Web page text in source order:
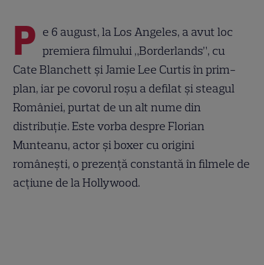
P e 6 august, la Los Angeles, a avut loc
premiera filmului „Borderlands”, cu
Cate Blanchett și Jamie Lee Curtis în prim-
plan, iar pe covorul roșu a defilat și steagul
României, purtat de un alt nume din
distribuție. Este vorba despre Florian
Munteanu, actor și boxer cu origini
românești, o prezență constantă în filmele de
acțiune de la Hollywood.